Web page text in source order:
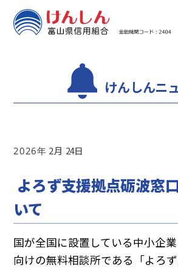
けんしんニ
2026 2 24
よろず支援拠点砺波窓
いて
国が全国に設置している中小企
向けの無料相談所である「よろ